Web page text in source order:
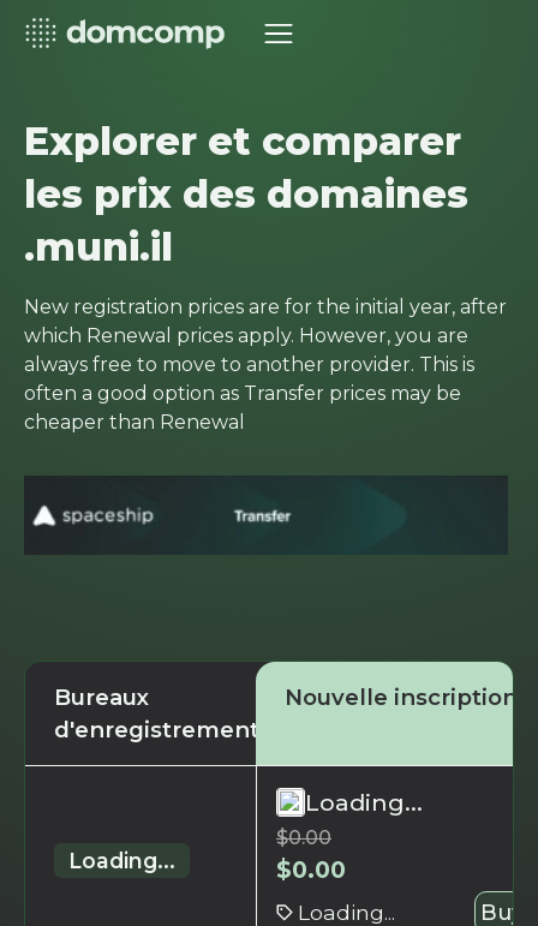
Explorer et comparer
les prix des domaines
.muni.il
New registration prices are for the initial year, after
which Renewal prices apply. However, you are
always free to move to another provider. This is
often a good option as Transfer prices may be
cheaper than Renewal
Bureaux
d'enregistrement
Nouvelle inscription
Loading...
Loading...
$0.00
$0.00
Loading... Buy